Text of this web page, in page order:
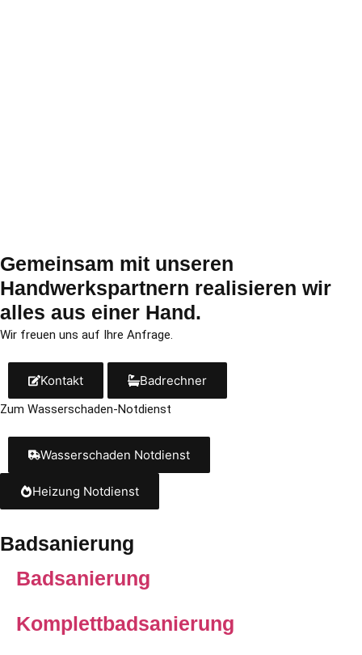
Gemeinsam mit un­se­ren
Handwerkspartnern re­a­li­sie­ren wir
alles aus einer Hand.
Wir freu­en uns auf Ihre Anfrage.
Kontakt Badrechner
Zum Wasserschaden-Notdienst
Wasserschaden Notdienst
Heizung Notdienst
Badsanierung
Badsanierung
Komplettbadsanierung